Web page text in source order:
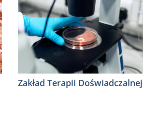
Zakład Terapii Doświadczalnej